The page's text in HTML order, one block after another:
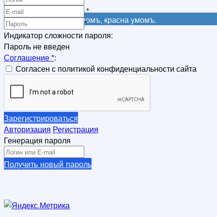
Регистрация
Не красна книга письмомъ, красна умомъ.
*
*
Индикатор сложности пароля:
Пароль не введен
Соглашение*:
Согласен с политикой конфиденциальности сайта
Зарегистрироваться
Авторизация Регистрация
Генерация пароля
Получить новый пароль